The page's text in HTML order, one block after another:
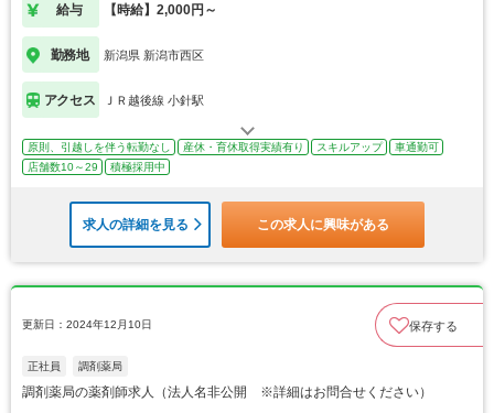
給与 【時給】2,000円～
勤務地 新潟県 新潟市西区
アクセス ＪＲ越後線 小針駅
原則、引越しを伴う転勤なし 産休・育休取得実績有り スキルアップ
車通勤可
店舗数10～29
積極採用中
求人の詳細を見る この求人に興味がある
更新日：2024年12月10日 保存する
正社員 調剤薬局
調剤薬局の薬剤師求人（法人名非公開 ※詳細はお問合せください）